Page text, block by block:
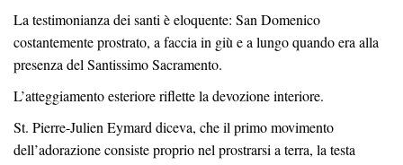
La testimonianza dei santi è eloquente: San Domenico
costantemente prostrato, a faccia in giù e a lungo quando era alla
presenza del Santissimo Sacramento.
L’atteggiamento esteriore riflette la devozione interiore.
St. Pierre-Julien Eymard diceva, che il primo movimento
dell’adorazione consiste proprio nel prostrarsi a terra, la testa